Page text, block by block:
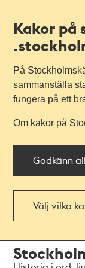
Kakor på
På
sammanställa
fungera på ett
Om kakor på
Godkänn
Välj vilka
navigationen
huvudinnehållet